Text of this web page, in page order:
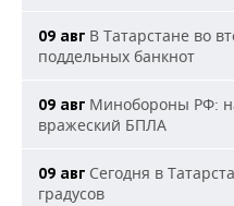
09 авг В Татарстане во
поддельных банкнот
09 авг Минобороны РФ:
вражеский БПЛА
09 авг Сегодня в
градусов